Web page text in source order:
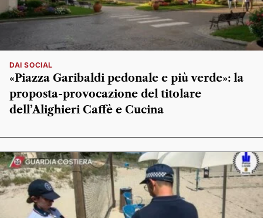
DAI SOCIAL
«Piazza Garibaldi pedonale e più verde»: la
proposta-provocazione del titolare
dell’Alighieri Caffè e Cucina